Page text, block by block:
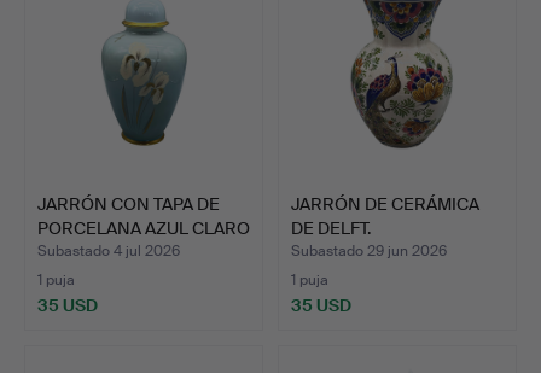
JARRÓN CON TAPA DE
PORCELANA AZUL CLARO
DE…
Subastado 4 jul 2026
1 puja
35 USD
JARRÓN DE CERÁMICA
DE DELFT.
Subastado 29 jun 2026
1 puja
35 USD